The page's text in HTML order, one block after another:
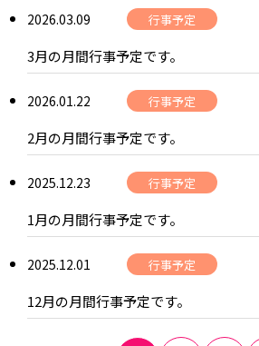
2026.03.09 行事予定
3月の月間行事予定です。
2026.01.22 行事予定
2月の月間行事予定です。
2025.12.23 行事予定
1月の月間行事予定です。
2025.12.01 行事予定
12月の月間行事予定です。